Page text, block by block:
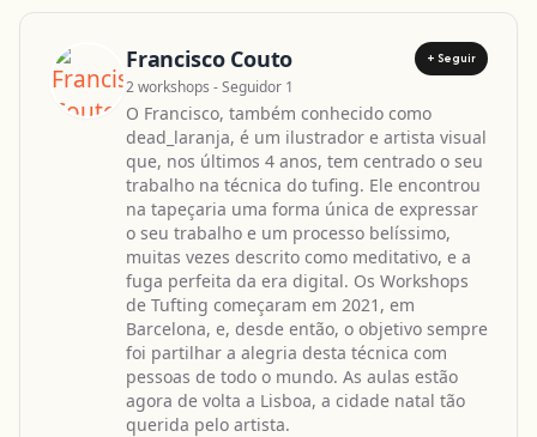
Francisco Couto + Seguir
2 workshops - Seguidor 1
O Francisco, também conhecido como
dead_laranja, é um ilustrador e artista visual
que, nos últimos 4 anos, tem centrado o seu
trabalho na técnica do tufing. Ele encontrou
na tapeçaria uma forma única de expressar
o seu trabalho e um processo belíssimo,
muitas vezes descrito como meditativo, e a
fuga perfeita da era digital. Os Workshops
de Tufting começaram em 2021, em
Barcelona, e, desde então, o objetivo sempre
foi partilhar a alegria desta técnica com
pessoas de todo o mundo. As aulas estão
agora de volta a Lisboa, a cidade natal tão
querida pelo artista.